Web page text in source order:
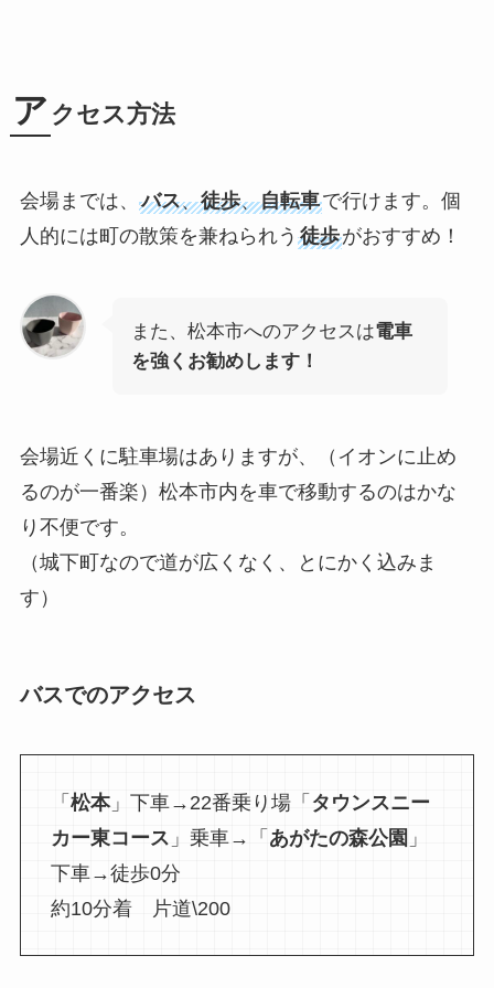
ア クセス方法
会場までは、 バス、徒歩、自転車で行けます。個
人的には町の散策を兼ねられう 徒歩がおすすめ！
また、松本市へのアクセスは電車
を強くお勧めします！
会場近くに駐車場はありますが、（イオンに止め
るのが一番楽）松本市内を車で移動するのはかな
り不便です。
（城下町なので道が広くなく、とにかく込みま
す）
バスでのアクセス
「 松本」下車→22番乗り場「 タウンスニー
カー東コース 」乗車→「 あがたの森公園 」
下車→徒歩0分
約10分着 片道\200